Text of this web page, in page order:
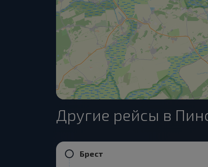
Другие рейсы в
Брест